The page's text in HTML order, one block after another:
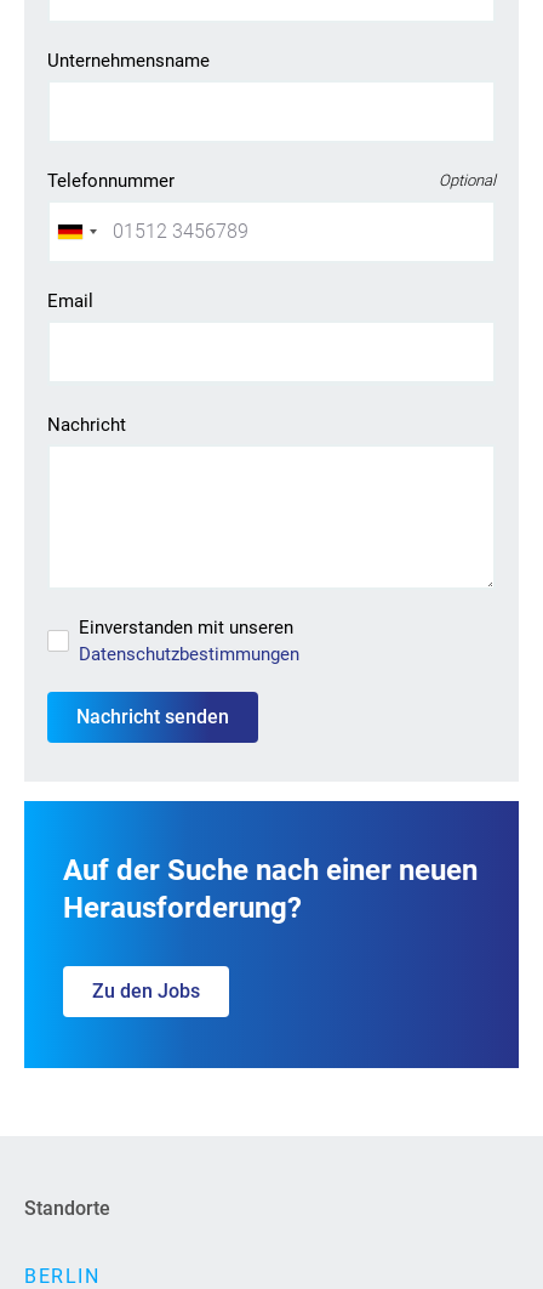
Unternehmensname
Telefonnummer Optional
Email
Registrieren Sie sich in unserem
unsere Personalverantwortlichen werden Sie kontaktieren
Nachricht
Einverstanden mit unseren
Datenschutzbestimmungen
Auf der Suche nach einer neuen
Herausforderung?
Zu den Jobs
Standorte
BERLIN